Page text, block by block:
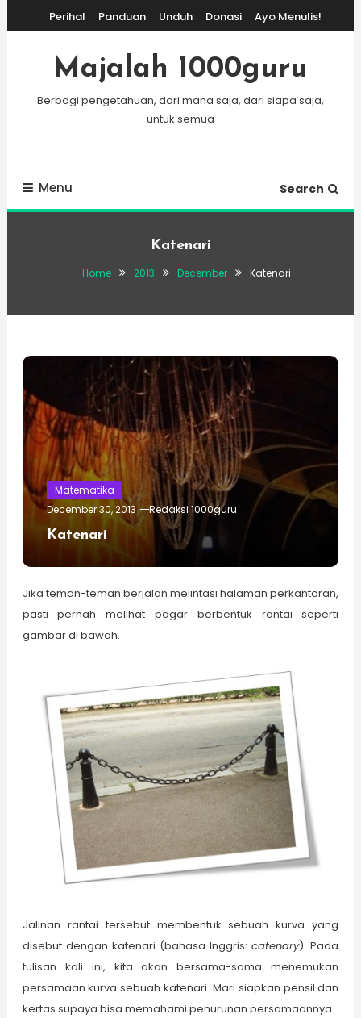
To
Content
Perihal Panduan Unduh Donasi Ayo Menulis!
Majalah 1000guru
Berbagi pengetahuan, dari mana saja, dari siapa saja,
untuk semua
Menu Search
Katenari
Home 2013 December Katenari
Matematika
December 30, 2013
Redaksi 1000guru
Katenari
Jika teman-teman berjalan melintasi halaman perkantoran,
pasti pernah melihat pagar berbentuk rantai seperti
gambar di bawah.
Jalinan rantai tersebut membentuk sebuah kurva yang
disebut dengan katenari (bahasa Inggris:catenary). Pada
tulisan kali ini, kita akan bersama-sama menemukan
persamaan kurva sebuah katenari. Mari siapkan pensil dan
kertas supaya bisa memahami penurunan persamaannya.